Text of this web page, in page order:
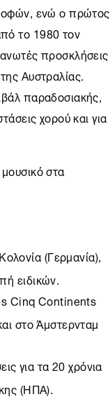
ενώ ο πρώτος
το 1980 τον
προσκλήσεις
Αυστραλίας.
παραδοσιακής,
χορού και για
στα
(Γερμανία),
ειδικών.
Cinq Continents
στο Άμστερνταμ
για τα 20 χρόνια
(ΗΠΑ).